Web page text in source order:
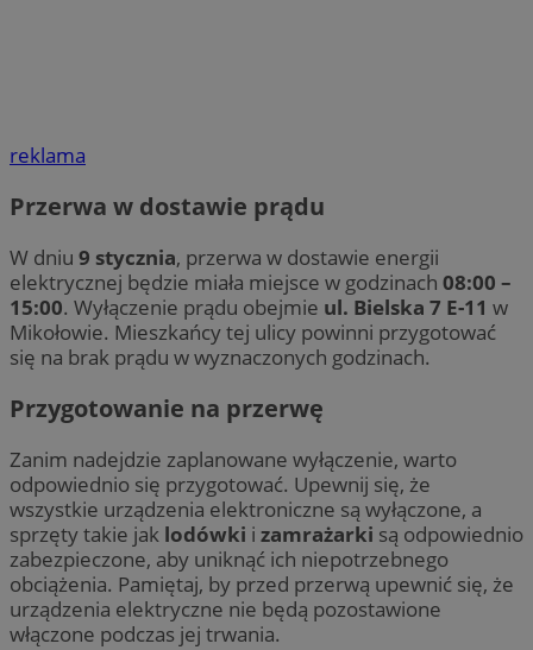
reklama
Przerwa w dostawie prądu
W dniu 9 stycznia, przerwa w dostawie energii
elektrycznej będzie miała miejsce w godzinach 08:00 –
15:00. Wyłączenie prądu obejmie ul. Bielska 7 E-11 w
Mikołowie. Mieszkańcy tej ulicy powinni przygotować
się na brak prądu w wyznaczonych godzinach.
Przygotowanie na przerwę
Zanim nadejdzie zaplanowane wyłączenie, warto
odpowiednio się przygotować. Upewnij się, że
wszystkie urządzenia elektroniczne są wyłączone, a
sprzęty takie jak lodówki i zamrażarki są odpowiednio
zabezpieczone, aby uniknąć ich niepotrzebnego
obciążenia. Pamiętaj, by przed przerwą upewnić się, że
urządzenia elektryczne nie będą pozostawione
włączone podczas jej trwania.